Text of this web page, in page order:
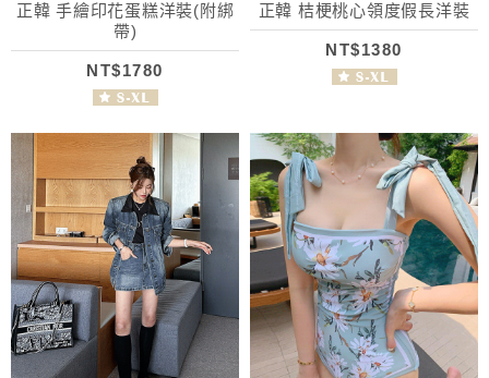
正韓 手繪印花蛋糕洋裝(附綁
帶)
NT$1780
正韓 桔梗桃心領度假長洋裝
NT$1380